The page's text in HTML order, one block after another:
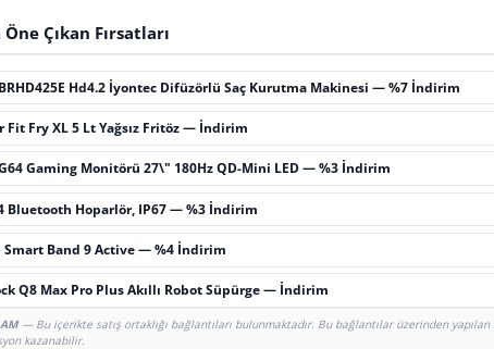
Çıkan Fırsatları
Hd4.2 İyontec Difüzörlü Saç Kurutma Makinesi — %7 İndirim
Fit Fry XL 5 Lt Yağsız Fritöz — İndirim
Gaming Monitörü 27\" 180Hz QD-Mini LED — %3 İndirim
Bluetooth Hoparlör, IP67 — %3 İndirim
Smart Band 9 Active — %4 İndirim
Q8 Max Pro Plus Akıllı Robot Süpürge — İndirim
— Bu içerikte satış ortaklığı bağlantıları bulunmaktadır. Bu bağlantılar üzerinden
kazanabilir.